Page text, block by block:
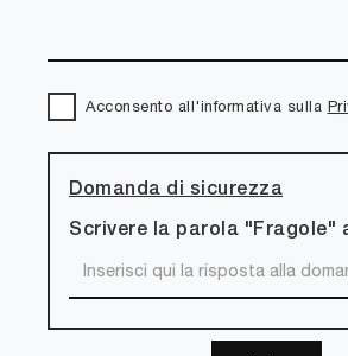
Acconsento all'informativa sulla
Domanda di sicurezza
Scrivere la parola "Fragole"